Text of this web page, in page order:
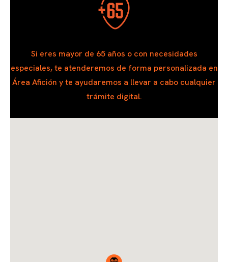
Si eres mayor de 65 años o con necesidades
especiales, te atenderemos de forma personalizada en
Área Afición y te ayudaremos a llevar a cabo cualquier
trámite digital.